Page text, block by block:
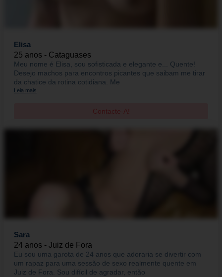
Elisa
25 anos - Cataguases
Meu nome é Elisa, sou sofisticada e elegante e... Quente!
Desejo machos para encontros picantes que saibam me tirar
da chatice da rotina cotidiana. Me
Leia mais
Contacte-A!
Sara
24 anos - Juiz de Fora
Eu sou uma garota de 24 anos que adoraria se divertir com
um rapaz para uma sessão de sexo realmente quente em
Juiz de Fora. Sou difícil de agradar, então